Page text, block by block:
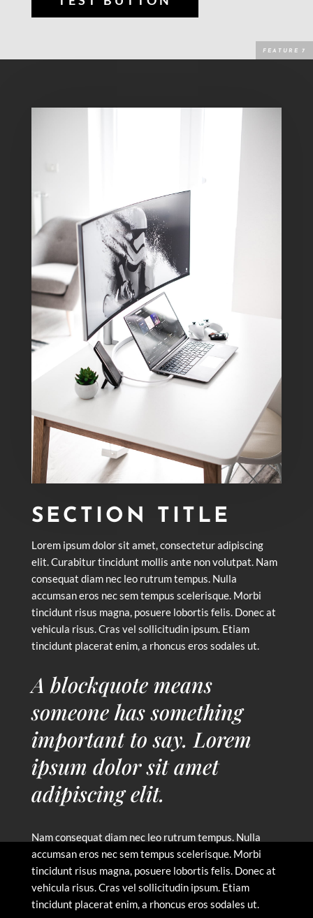
SECTION TITLE
Lorem ipsum dolor sit amet, consectetur adipiscing
elit. Curabitur tincidunt mollis ante non volutpat. Nam
consequat diam nec leo rutrum tempus. Nulla
accumsan eros nec sem tempus scelerisque. Morbi
tincidunt risus magna, posuere lobortis felis. Donec at
vehicula risus. Cras vel sollicitudin ipsum. Etiam
tincidunt placerat enim, a rhoncus eros sodales ut.
A blockquote means
someone has something
important to say. Lorem
ipsum dolor sit amet
adipiscing elit.
Nam consequat diam nec leo rutrum tempus. Nulla
accumsan eros nec sem tempus scelerisque. Morbi
tincidunt risus magna, posuere lobortis felis. Donec at
vehicula risus. Cras vel sollicitudin ipsum. Etiam
tincidunt placerat enim, a rhoncus eros sodales ut.